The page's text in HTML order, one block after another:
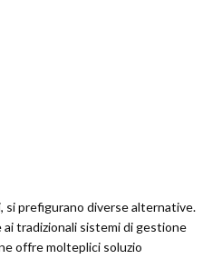
si prefigurano diverse alternative.
tradizionali sistemi di gestione
offre molteplici soluzio